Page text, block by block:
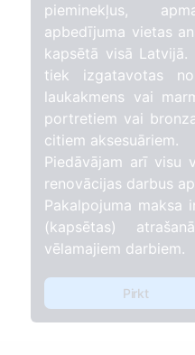
pieminekļus,
apbedījuma vietas
kapsētā visā Latvijā.
tiek izgatavotas
laukakmens vai
portretiem vai
citiem aksesuāriem.
Piedāvājam arī visu
renovācijas darbus
Pakalpojuma maksa
(kapsētas)
vēlamajiem darbiem.
Pirkt